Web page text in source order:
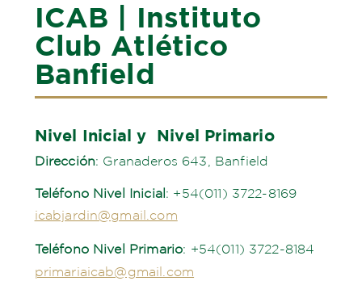
ICAB | Instituto
Club Atlético
Banfield
Nivel Inicial y Nivel Primario
Dirección: Granaderos 643, Banfield
Teléfono Nivel Inicial: +54(011) 3722-8169
icabjardin@gmail.com
Teléfono Nivel Primario: +54(011) 3722-8184
primariaicab@gmail.com